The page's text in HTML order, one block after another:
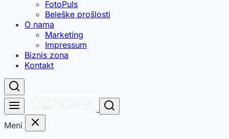
FotoPuls
Beleške prošlosti
O nama
Marketing
Impressum
Biznis zona
Kontakt
Meni